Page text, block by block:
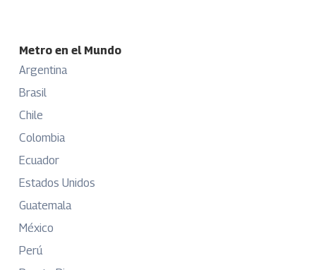
Metro en el Mundo
Argentina
Brasil
Chile
Colombia
Ecuador
Estados Unidos
Guatemala
México
Perú